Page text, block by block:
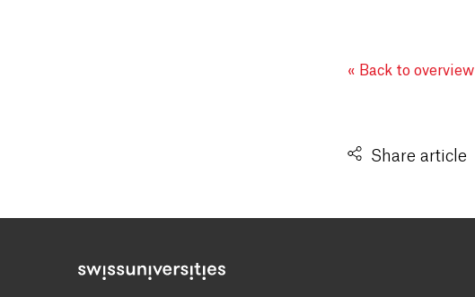
« Back to overview
Share article